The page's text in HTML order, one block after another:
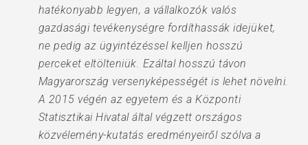
hatékonyabb legyen, a vállalkozók valós
gazdasági tevékenységre fordíthassák idejüket,
ne pedig az ügyintézéssel kelljen hosszú
perceket eltölteniük. Ezáltal hosszú távon
Magyarország versenyképességét is lehet növelni.
A 2015 végén az egyetem és a Központi
Statisztikai Hivatal által végzett országos
közvélemény-kutatás eredményeiről szólva a